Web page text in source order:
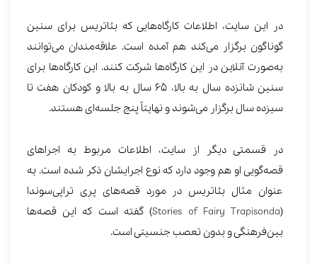
در این سایت، اطلاعات کارگاه‌هایی که بئاتریس برای سنین
گوناگون برگزار می‌کند هم آمده است. علاقه‌مندان می‌توانند
به‌صورت آنلاین در این کارگاه‌‌ها شرکت کنند. این کارگاه‌ها برای
سنین شانزده سال به بالا، 65 سال به بالا و کودکان هفت تا
سیزده سال برگزار می‌شوند و نهایتاً پنج جلسه‌ای هستند.
در قسمتی دیگر از سایت، اطلاعات مربوط به اجراهای
قصه‌‏‎گویی او هم وجود دارد که نوع اجرایشان ذکر شده است. به
عنوان مثال بئاتریس در مورد قصه‌های پری تراپی‌سوندا
(
Stories of Fairy Trapisonda) گفته است که این قصه‌ها
بین‌فرهنگی و بدون تعصب جنسیتی است.